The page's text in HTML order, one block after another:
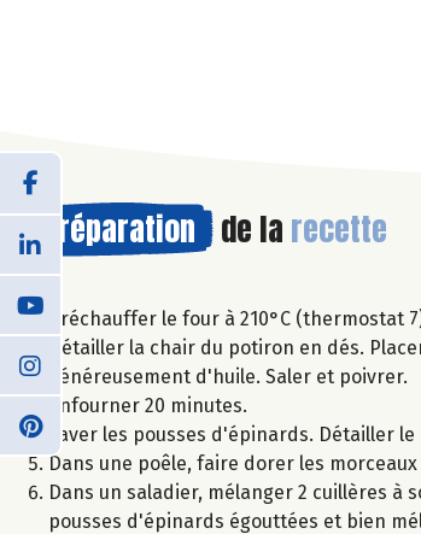
Préparation de la recette
Préchauffer le four à 210°C (thermostat
Détailler la chair du potiron en dés.
généreusement d'huile. Saler et poivrer.
Enfourner 20 minutes.
Laver les pousses d'épinards. Détailler
Dans une poêle, faire dorer les
Dans un saladier, mélanger 2 cuillères à
pousses d'épinards égouttées et bien